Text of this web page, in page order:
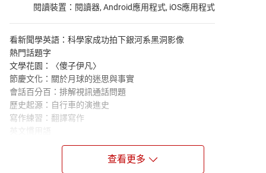
閱讀裝置：閱讀器, Android應用程式, iOS應用程式
看新聞學英語：科學家成功拍下銀河系黑洞影像
熱門話題字
文學花園：〈傻子伊凡〉
節慶文化：關於月球的迷思與事實
會話百分百：排解視訊通話問題
歷史起源：自行車的演進史
寫作練習：翻譯寫作
英文慣用語
閱讀素養專欄：如何提升專注力
動物奇觀：歌帶鵐求偶的隨機歌曲清單
CNN News：高科技健身器材實現居家鍛鍊
查看更多